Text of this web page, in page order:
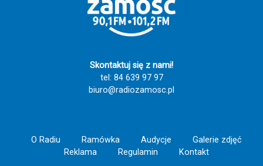
Maryja!!!!! 🕊️ 🤱 ❤️‍🔥 🙏
Skontaktuj się z nami!
tel: 84 639 97 97
biuro@radiozamosc.pl
O Radiu Ramówka Audycje
Galerie zdjęć
Reklama
Regulamin Kontakt